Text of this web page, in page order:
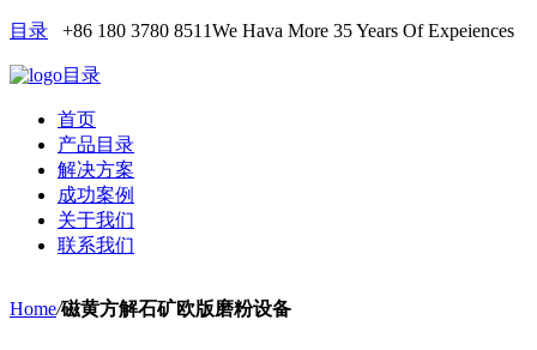
目录 +86 180 3780 8511We Hava More 35 Years Of Expeiences
目录
首页
产品目录
解决方案
成功案例
关于我们
联系我们
Home/磁黄方解石矿欧版磨粉设备